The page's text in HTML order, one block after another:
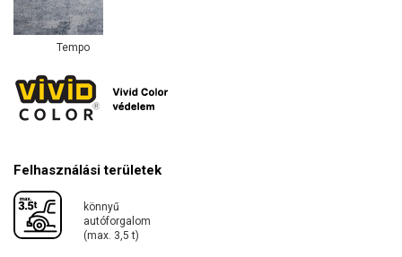
Tempo
Felhasználási területek
könnyű
autóforgalom
(max. 3,5 t)